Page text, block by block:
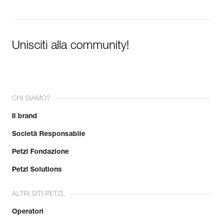
Unisciti alla community!
CHI SIAMO?
Il brand
Società Responsabile
Petzl Fondazione
Petzl Solutions
ALTRI SITI PETZL
Operatori